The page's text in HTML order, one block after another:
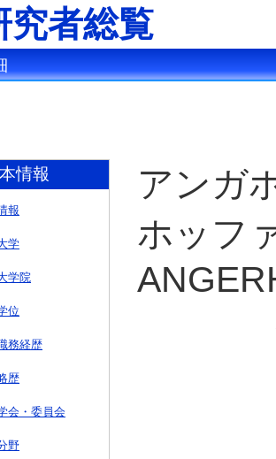
究者総覧
情報
報
学
学院
位
務経歴
歴
会・委員会
野
アンガ
ホッフ